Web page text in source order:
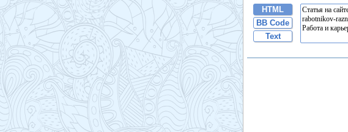
HTML
BB Code
Text